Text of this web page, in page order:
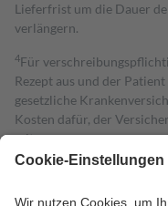
Lieferfrist um die Dauer
verlängern.
4Für
Rezept aus und der
gesetzliche
Kosten dafür, der
mit.
Grundsätzlich leisten
höchstens zehn Euro.
Es